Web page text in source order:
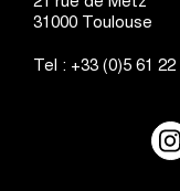
31000 Toulouse
Tel : +33 (0)5 61 22